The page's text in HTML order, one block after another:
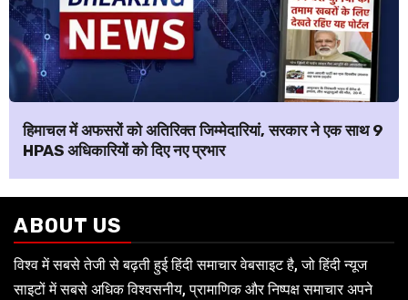
हिमाचल में अफसरों को अतिरिक्त जिम्मेदारियां, सरकार ने एक साथ 9
HPAS अधिकारियों को दिए नए प्रभार
ABOUT US
विश्व में सबसे तेजी से बढ़ती हुई हिंदी समाचार वेबसाइट है, जो हिंदी न्यूज
साइटों में सबसे अधिक विश्वसनीय, प्रामाणिक और निष्पक्ष समाचार अपने